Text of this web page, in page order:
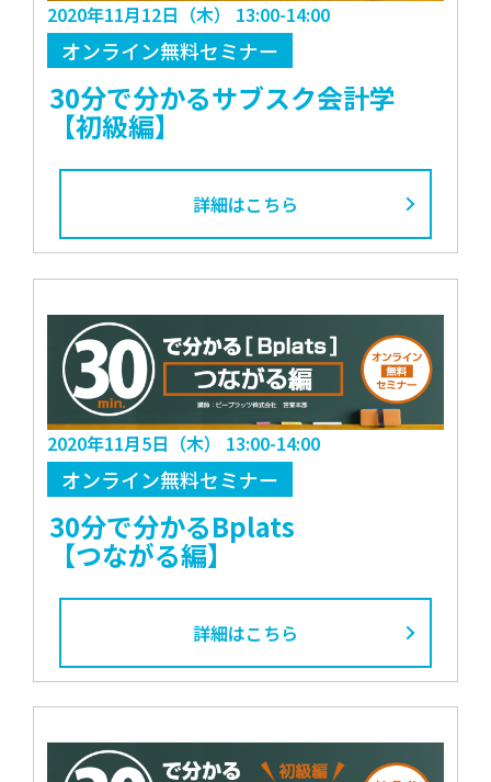
2020年11月12日（木） 13:00-14:00
オンライン無料セミナー
30分で分かるサブスク会計学
【初級編】
詳細はこちら
2020年11月5日（木） 13:00-14:00
オンライン無料セミナー
30分で分かるBplats
【つながる編】
詳細はこちら